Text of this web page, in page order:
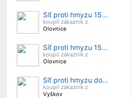
Síť proti hmyzu 15...
koupil zákazník z
Olovnice
Síť proti hmyzu 15...
koupil zákazník z
Olovnice
Síť proti hmyzu do...
koupil zákazník z
Vyškov